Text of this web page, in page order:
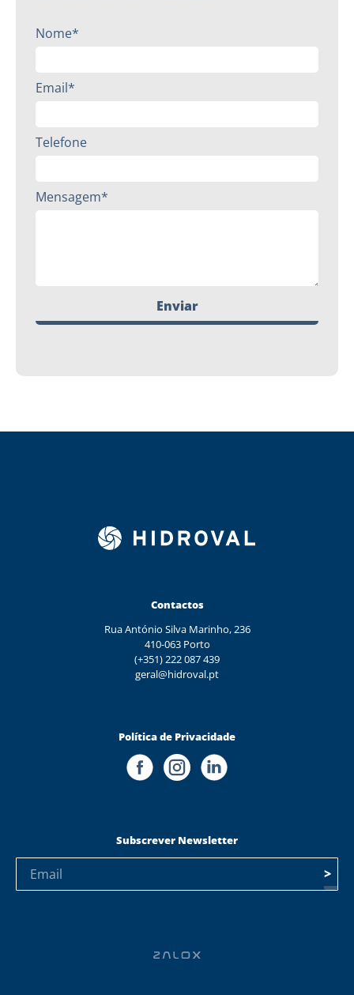
Nome*
Email*
Telefone
Mensagem*
Enviar
Contactos
Rua António Silva Marinho, 236
410-063 Porto
(+351) 222 087 439
geral@hidroval.pt
Política de Privacidade
Subscrever Newsletter
>